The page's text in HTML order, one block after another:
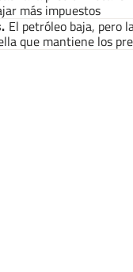
más impuestos
. El petróleo baja, pero
que mantiene los